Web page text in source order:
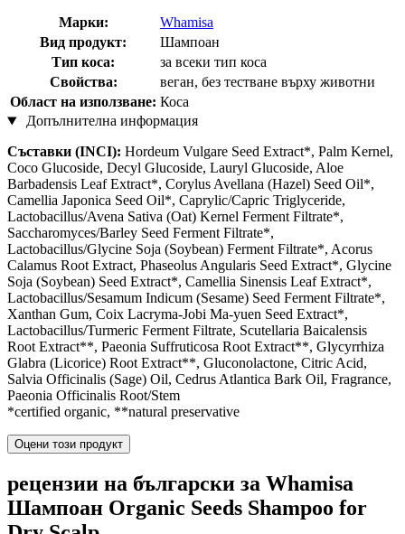
Марки:
Whamisa
Вид продукт:
Шампоан
Тип коса:
за всеки тип коса
Свойства:
веган, без тестване върху животни
Област на използване: Коса
Допълнителна информация
Съставки (INCI): Hordeum Vulgare Seed Extract*, Palm Kernel,
Coco Glucoside, Decyl Glucoside, Lauryl Glucoside, Aloe
Barbadensis Leaf Extract*, Corylus Avellana (Hazel) Seed Oil*,
Camellia Japonica Seed Oil*, Caprylic/Capric Triglyceride,
Lactobacillus/Avena Sativa (Oat) Kernel Ferment Filtrate*,
Saccharomyces/Barley Seed Ferment Filtrate*,
Lactobacillus/Glycine Soja (Soybean) Ferment Filtrate*, Acorus
Calamus Root Extract, Phaseolus Angularis Seed Extract*, Glycine
Soja (Soybean) Seed Extract*, Camellia Sinensis Leaf Extract*,
Lactobacillus/Sesamum Indicum (Sesame) Seed Ferment Filtrate*,
Xanthan Gum, Coix Lacryma-Jobi Ma-yuen Seed Extract*,
Lactobacillus/Turmeric Ferment Filtrate, Scutellaria Baicalensis
Root Extract**, Paeonia Suffruticosa Root Extract**, Glycyrrhiza
Glabra (Licorice) Root Extract**, Gluconolactone, Citric Acid,
Salvia Officinalis (Sage) Oil, Cedrus Atlantica Bark Oil, Fragrance,
Paeonia Officinalis Root/Stem
*certified organic, **natural preservative
Оцени този продукт
рецензии на български за Whamisa
Шампоан Organic Seeds Shampoo for